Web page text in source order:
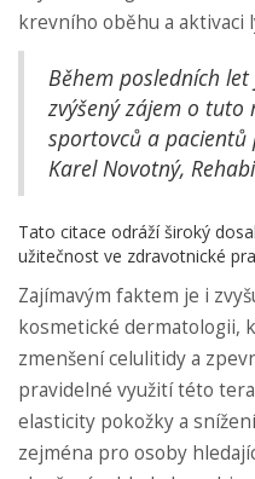
krevního oběhu a aktivaci
Během posledních
zvýšený zájem o tuto
sportovců a
Karel Novotný,
Tato citace odráží široký
užitečnost ve zdravotnické
Zajímavým faktem je i
kosmetické dermatologii,
zmenšení celulitidy a
pravidelné využití této
elasticity pokožky a
zejména pro osoby